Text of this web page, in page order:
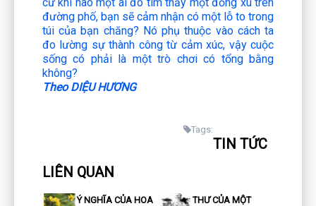
đường phố, bạn sẽ cảm nhận có một lỗ to trong
túi của bạn chăng? Nó phụ thuộc vào cách ta
đo lường sự thành công từ cảm xúc, vậy cuộc
sống có phải là một trò chơi có tổng bằng
không?
Theo DIỆU HƯƠNG
Tags:
TIN TỨC
LIÊN QUAN
Ý NGHĨA CỦA HOA
THƯ CỦA MỘT